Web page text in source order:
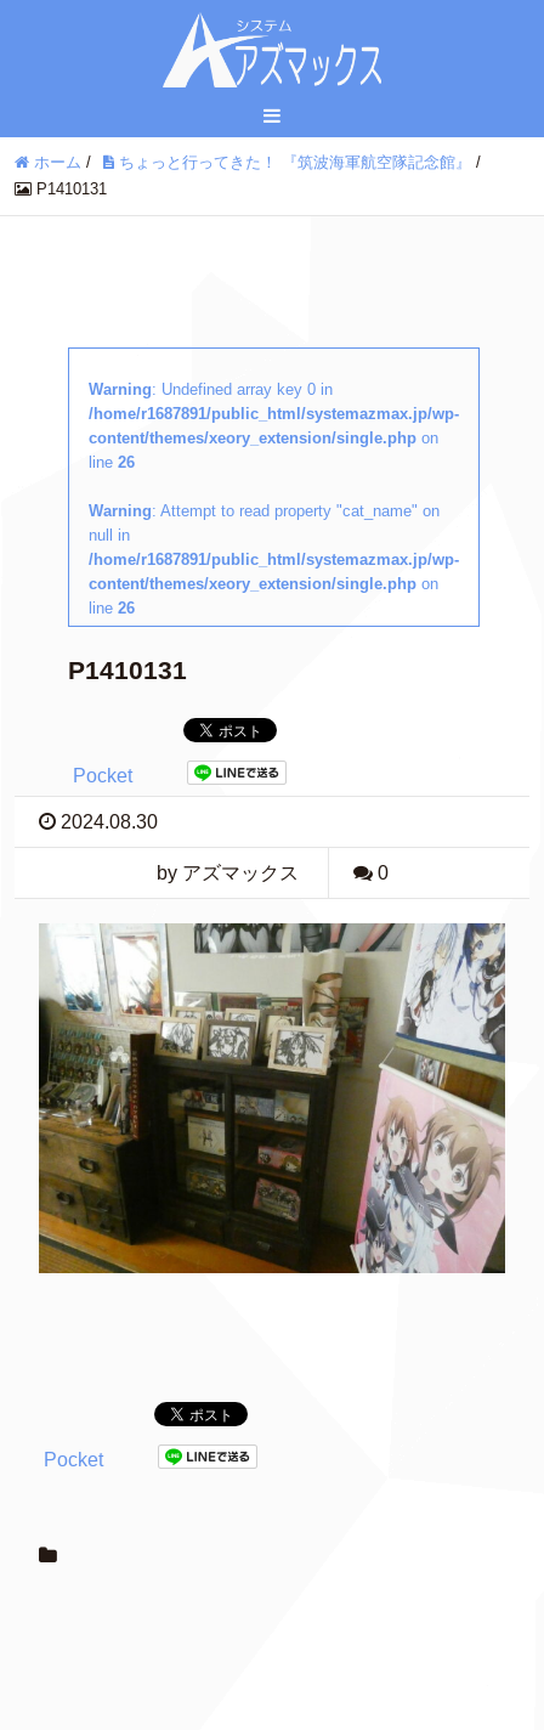
ホーム / ちょっと行ってきた！ 『筑波海軍航空隊記念館』
/
P1410131
Warning: Undefined array key 0 in
/home/r1687891/public_html/systemazmax.jp/wp-
content/themes/xeory_extension/single.php on
line 26
Warning: Attempt to read property "cat_name" on
null in
/home/r1687891/public_html/systemazmax.jp/wp-
content/themes/xeory_extension/single.php on
line 26
P1410131
Pocket
2024.08.30
by アズマックス 0
Pocket